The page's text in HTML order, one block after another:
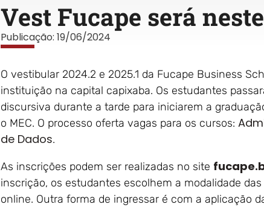
Vest Fucape será
Publicação: 19/06/2024
O vestibular 2024.2 e 2025.1 da Fucape Business
instituição na capital capixaba. Os estudantes
discursiva durante a tarde para iniciarem a
o MEC. O processo oferta vagas para os cursos:
de Dados.
As inscrições podem ser realizadas no site
inscrição, os estudantes escolhem a modalidade
online. Outra forma de ingressar é com a aplicação